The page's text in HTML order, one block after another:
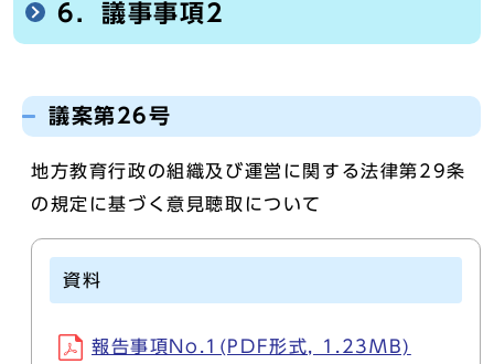
6．議事事項2
議案第26号
地方教育行政の組織及び運営に関する法律第29条
の規定に基づく意見聴取について
資料
報告事項No.1(PDF形式, 1.23MB)